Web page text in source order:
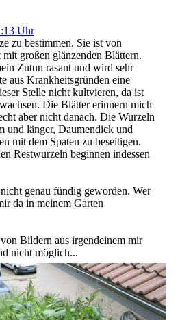
Uhr
zu bestimmen. Sie ist von
großen glänzenden Blättern.
Zutun rasant und wird sehr
aus Krankheitsgründen eine
Stelle nicht kultvieren, da ist
Die Blätter erinnern mich
aber nicht danach. Die Wurzeln
und länger, Daumendick und
mit dem Spaten zu beseitigen.
Restwurzeln beginnen indessen
genau fündig geworden. Wer
da in meinem Garten
Bildern aus irgendeinem mir
nicht möglich...